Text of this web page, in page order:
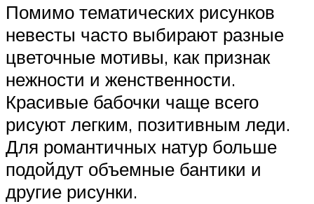
Помимо тематических рисунков
невесты часто выбирают разные
цветочные мотивы, как признак
нежности и женственности.
Красивые бабочки чаще всего
рисуют легким, позитивным леди.
Для романтичных натур больше
подойдут объемные бантики и
другие рисунки.